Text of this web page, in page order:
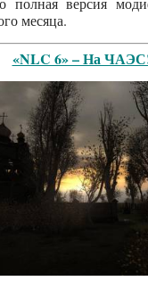
месяца.
«NLC 6» – На